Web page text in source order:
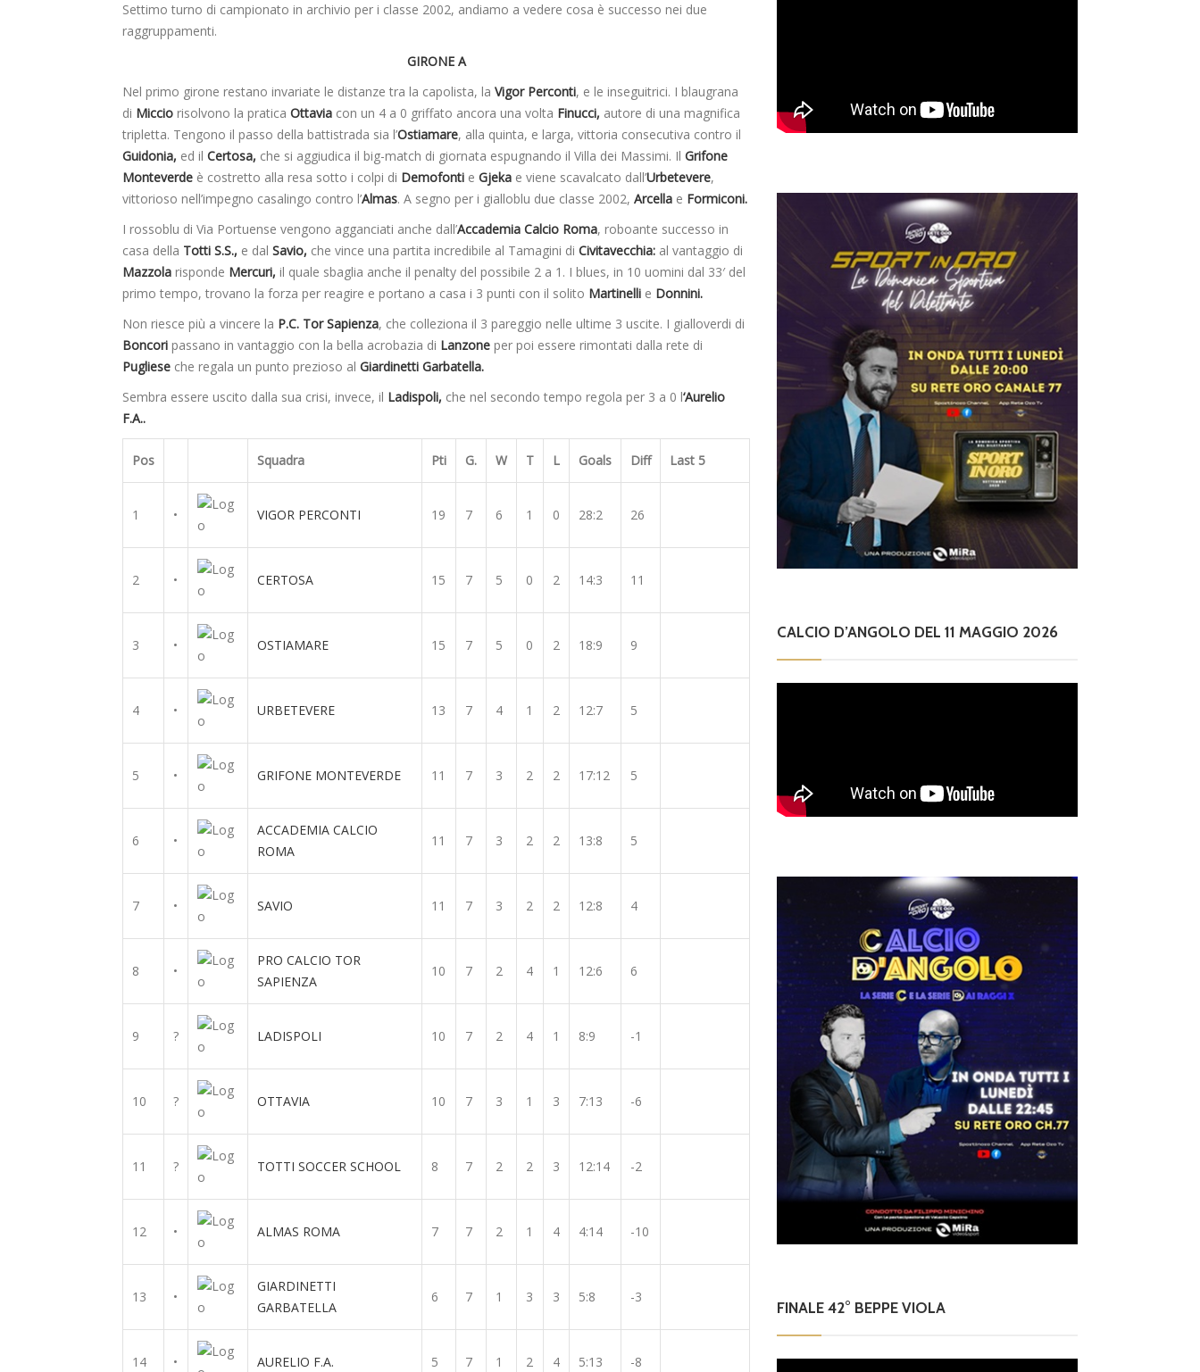
Settimo turno di campionato in archivio per i classe 2002, andiamo a vedere cosa è successo nei due
raggruppamenti.
GIRONE A
Nel primo girone restano invariate le distanze tra la capolista, la Vigor Perconti, e le inseguitrici. I blaugrana
di Miccio risolvono la pratica Ottavia con un 4 a 0 griffato ancora una volta Finucci, autore di una magnifica
tripletta. Tengono il passo della battistrada sia l’Ostiamare, alla quinta, e larga, vittoria consecutiva contro il
Guidonia, ed il Certosa, che si aggiudica il big-match di giornata espugnando il Villa dei Massimi. Il Grifone
Monteverde è costretto alla resa sotto i colpi di Demofonti e Gjeka e viene scavalcato dall’Urbetevere,
vittorioso nell’impegno casalingo contro l’Almas. A segno per i gialloblu due classe 2002, Arcella e Formiconi.
I rossoblu di Via Portuense vengono agganciati anche dall’Accademia Calcio Roma, roboante successo in
casa della Totti S.S., e dal Savio, che vince una partita incredibile al Tamagini di Civitavecchia: al vantaggio di
Mazzola risponde Mercuri, il quale sbaglia anche il penalty del possibile 2 a 1. I blues, in 10 uomini dal 33′ del
primo tempo, trovano la forza per reagire e portano a casa i 3 punti con il solito Martinelli e Donnini.
Non riesce più a vincere la P.C. Tor Sapienza, che colleziona il 3 pareggio nelle ultime 3 uscite. I gialloverdi di
Boncori passano in vantaggio con la bella acrobazia di Lanzone per poi essere rimontati dalla rete di
Pugliese che regala un punto prezioso al Giardinetti Garbatella.
Sembra essere uscito dalla sua crisi, invece, il Ladispoli, che nel secondo tempo regola per 3 a 0 l‘Aurelio
F.A..
Pos Squadra Pti G. W T L Goals Diff Last 5
1 • VIGOR PERCONTI 19 7 6 1 0 28:2 26
2 • CERTOSA 15 7 5 0 2 14:3 11
3 • OSTIAMARE 15 7 5 0 2 18:9 9
4 • URBETEVERE 13 7 4 1 2 12:7 5
5 • GRIFONE MONTEVERDE 11 7 3 2 2 17:12 5
6 •
ACCADEMIA CALCIO
ROMA
11 7 3 2 2 13:8 5
7 • SAVIO 11 7 3 2 2 12:8 4
8 •
PRO CALCIO TOR
SAPIENZA
10 7 2 4 1 12:6 6
9 ? LADISPOLI 10 7 2 4 1 8:9 -1
10 ? OTTAVIA 10 7 3 1 3 7:13 -6
11 ? TOTTI SOCCER SCHOOL 8 7 2 2 3 12:14 -2
12 • ALMAS ROMA 7 7 2 1 4 4:14 -10
13 •
GIARDINETTI
GARBATELLA
6 7 1 3 3 5:8 -3
14 • AURELIO F.A. 5 7 1 2 4 5:13 -8
CALCIO D’ANGOLO DEL 11 MAGGIO 2026
FINALE 42° BEPPE VIOLA